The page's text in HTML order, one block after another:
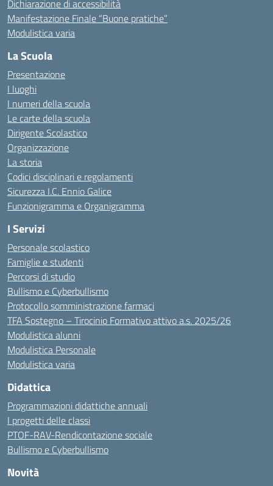
Dichiarazione di accessibilità
Manifestazione Finale “Buone pratiche”
Modulistica varia
La Scuola
Presentazione
I luoghi
I numeri della scuola
Le carte della scuola
Dirigente Scolastico
Organizzazione
La storia
Codici disciplinari e regolamenti
Sicurezza I.C. Ennio Galice
Funzionigramma e Organigramma
I Servizi
Personale scolastico
Famiglie e studenti
Percorsi di studio
Bullismo e Cyberbullismo
Protocollo somministrazione farmaci
TFA Sostegno – Tirocinio Formativo attivo a.s. 2025/26
Modulistica alunni
Modulistica Personale
Modulistica varia
Didattica
Programmazioni didattiche annuali
I progetti delle classi
PTOF-RAV-Rendicontazione sociale
Bullismo e Cyberbullismo
Novità